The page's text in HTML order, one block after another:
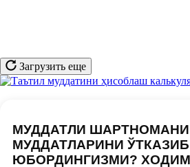
Загрузить еще
МУДДАТЛИ
МУДДАТЛАРИНИ ЎТКАЗИБ
ЮБОРДИНГИЗМИ?